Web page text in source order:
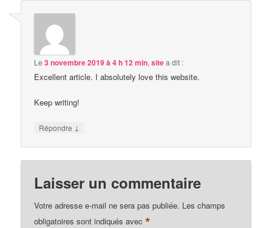
Le3 novembre 2019 à 4 h 12 min,sitea dit :
Excellent article. I absolutely love this website.
Keep writing!
Répondre ↓
Laisser un commentaire
Votre adresse e-mail ne sera pas publiée. Les champs
obligatoires sont indiqués avec*